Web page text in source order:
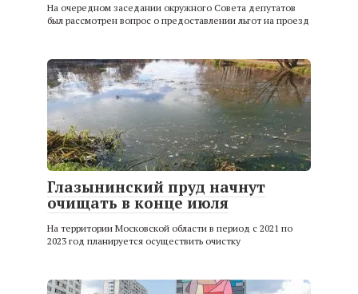
На очередном заседании окружного Совета депутатов
был рассмотрен вопрос о предоставлении льгот на проезд
Глазынинский пруд начнут
очищать в конце июля
На территории Московской области в период с 2021 по
2023 год планируется осуществить очистку